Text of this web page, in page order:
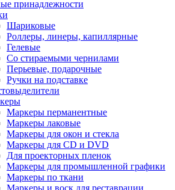
принадлежности
Шариковые
Роллеры, линеры, капиллярные
Гелевые
Со стираемыми чернилами
Перьевые, подарочные
Ручки на подставке
Маркеры перманентные
Маркеры лаковые
Маркеры для окон и стекла
Маркеры для CD и DVD
Для проекторных пленок
Маркеры для промышленной графики
Маркеры по ткани